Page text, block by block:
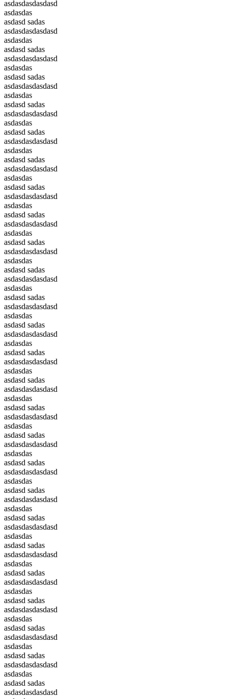
asdasdasdasdasd
asdasdas
asdasd sadas
asdasdasdasdasd
asdasdas
asdasd sadas
asdasdasdasdasd
asdasdas
asdasd sadas
asdasdasdasdasd
asdasdas
asdasd sadas
asdasdasdasdasd
asdasdas
asdasd sadas
asdasdasdasdasd
asdasdas
asdasd sadas
asdasdasdasdasd
asdasdas
asdasd sadas
asdasdasdasdasd
asdasdas
asdasd sadas
asdasdasdasdasd
asdasdas
asdasd sadas
asdasdasdasdasd
asdasdas
asdasd sadas
asdasdasdasdasd
asdasdas
asdasd sadas
asdasdasdasdasd
asdasdas
asdasd sadas
asdasdasdasdasd
asdasdas
asdasd sadas
asdasdasdasdasd
asdasdas
asdasd sadas
asdasdasdasdasd
asdasdas
asdasd sadas
asdasdasdasdasd
asdasdas
asdasd sadas
asdasdasdasdasd
asdasdas
asdasd sadas
asdasdasdasdasd
asdasdas
asdasd sadas
asdasdasdasdasd
asdasdas
asdasd sadas
asdasdasdasdasd
asdasdas
asdasd sadas
asdasdasdasdasd
asdasdas
asdasd sadas
asdasdasdasdasd
asdasdas
asdasd sadas
asdasdasdasdasd
asdasdas
asdasd sadas
asdasdasdasdasd
asdasdas
asdasd sadas
asdasdasdasdasd
asdasdas
asdasd sadas
asdasdasdasdasd